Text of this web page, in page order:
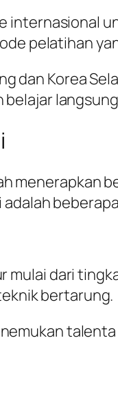
internasional
pelatihan
dan Korea
menerapkan
dari
bertarung.